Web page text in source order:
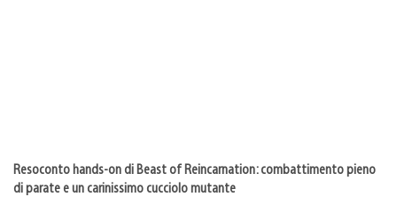
Resoconto hands-on di Beast of Reincarnation: combattimento pieno
di parate e un carinissimo cucciolo mutante